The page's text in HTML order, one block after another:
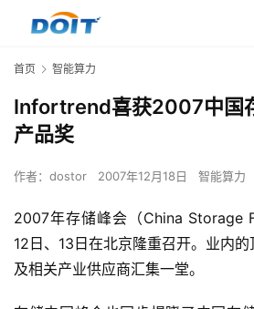
首页 智能算力
Infortrend喜获2007中国
产品奖
作者： dostor 2007年12月18日 智能算力
2007年存储峰会（China Storage
12日、13日在北京隆重召开。业内
及相关产业供应商汇集一堂。